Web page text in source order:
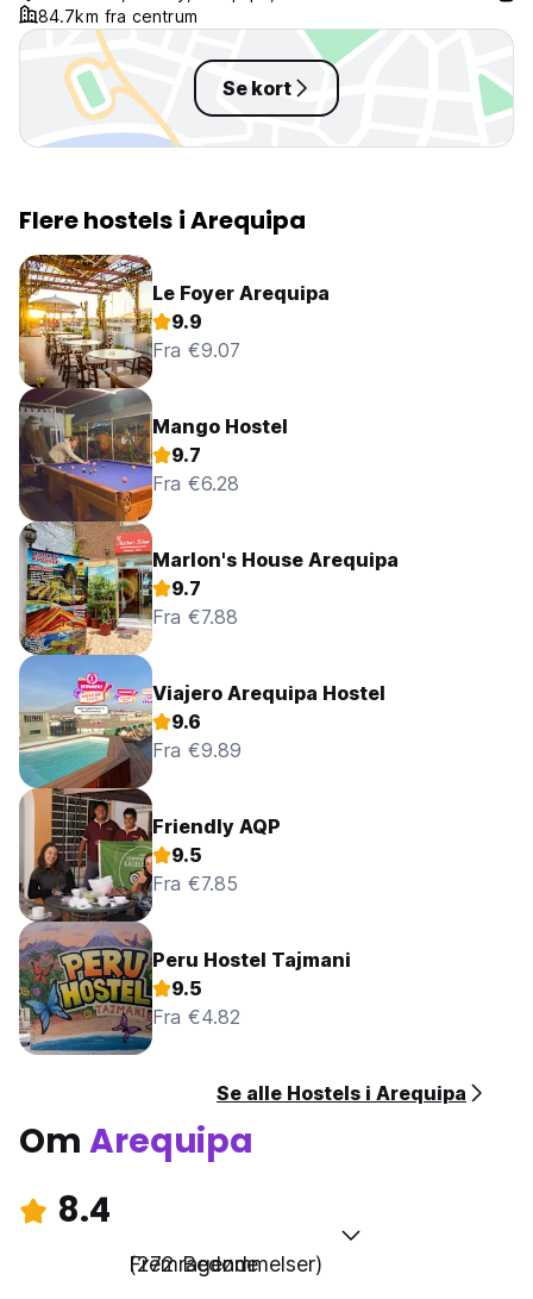
84.7km fra centrum
Se kort
Flere hostels i Arequipa
Le Foyer Arequipa
9.9
Fra €9.07
Mango Hostel
9.7
Fra €6.28
Marlon's House Arequipa
9.7
Fra €7.88
Viajero Arequipa Hostel
9.6
Fra €9.89
Friendly AQP
9.5
Fra €7.85
Peru Hostel Tajmani
9.5
Fra €4.82
Se alle Hostels i Arequipa
OmArequipa
8.4
Fremragende
(272 Bedømmelser)